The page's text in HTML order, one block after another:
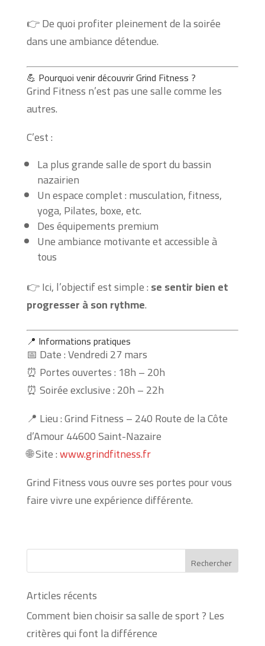
👉 De quoi profiter pleinement de la soirée
dans une ambiance détendue.
💪 Pourquoi venir découvrir Grind Fitness ?
Grind Fitness n’est pas une salle comme les
autres.
C’est :
La plus grande salle de sport du bassin
nazairien
Un espace complet : musculation, fitness,
yoga, Pilates, boxe, etc.
Des équipements premium
Une ambiance motivante et accessible à
tous
👉 Ici, l’objectif est simple :se sentir bien et
progresser à son rythme.
📍 Informations pratiques
📅 Date : Vendredi 27 mars
⏰ Portes ouvertes : 18h – 20h
⏰ Soirée exclusive : 20h – 22h
📍 Lieu : Grind Fitness – 240 Route de la Côte
d’Amour 44600 Saint-Nazaire
🌐 Site :www.grindfitness.fr
Grind Fitness vous ouvre ses portes pour vous
faire vivre une expérience différente.
Articles récents
Comment bien choisir sa salle de sport ? Les
critères qui font la différence